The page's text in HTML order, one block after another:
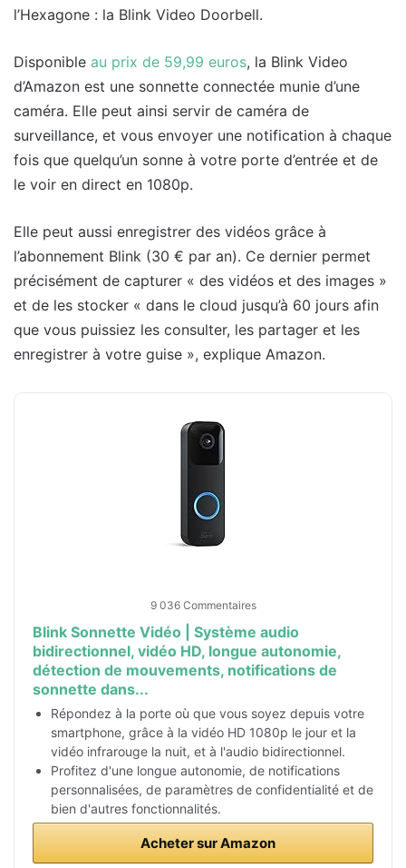
l’Hexagone : la Blink Video Doorbell.
Disponible au prix de 59,99 euros, la Blink Video
d’Amazon est une sonnette connectée munie d’une
caméra. Elle peut ainsi servir de caméra de
surveillance, et vous envoyer une notification à chaque
fois que quelqu’un sonne à votre porte d’entrée et de
le voir en direct en 1080p.
Elle peut aussi enregistrer des vidéos grâce à
l’abonnement Blink (30 € par an). Ce dernier permet
précisément de capturer « des vidéos et des images »
et de les stocker « dans le cloud jusqu’à 60 jours afin
que vous puissiez les consulter, les partager et les
enregistrer à votre guise », explique Amazon.
9 036 Commentaires
Blink Sonnette Vidéo | Système audio
bidirectionnel, vidéo HD, longue autonomie,
détection de mouvements, notifications de
sonnette dans...
Répondez à la porte où que vous soyez depuis votre
smartphone, grâce à la vidéo HD 1080p le jour et la
vidéo infrarouge la nuit, et à l'audio bidirectionnel.
Profitez d'une longue autonomie, de notifications
personnalisées, de paramètres de confidentialité et de
bien d'autres fonctionnalités.
Acheter sur Amazon